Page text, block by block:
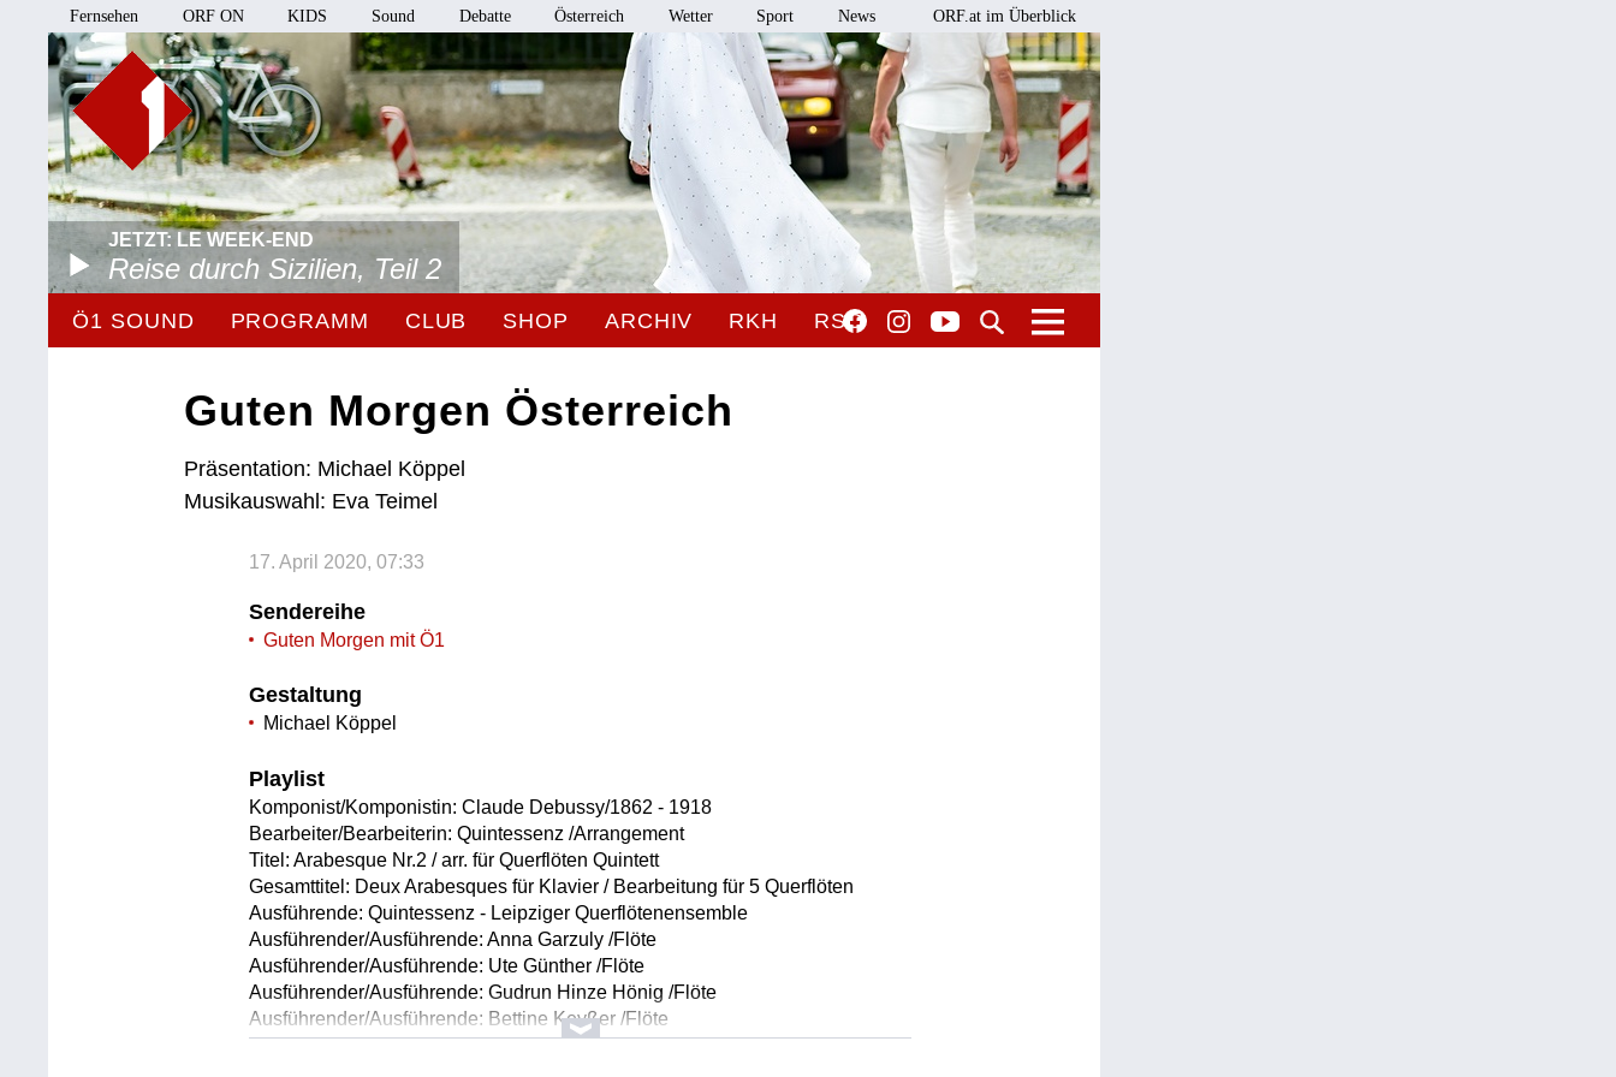
Fernsehen ORF ON KIDS Sound Debatte Österreich Wetter Sport News ORF.at im Überblick
JETZT: LE WEEK-END
Reise durch Sizilien, Teil 2
Ö1 SOUND PROGRAMM CLUB SHOP ARCHIV RKH RSO
Guten Morgen Österreich
Präsentation: Michael Köppel
Musikauswahl: Eva Teimel
17. April 2020, 07:33
Sendereihe
Guten Morgen mit Ö1
Gestaltung
Michael Köppel
Playlist
Komponist/Komponistin: Claude Debussy/1862 - 1918
Bearbeiter/Bearbeiterin: Quintessenz /Arrangement
Titel: Arabesque Nr.2 / arr. für Querflöten Quintett
Gesamttitel: Deux Arabesques für Klavier / Bearbeitung für 5 Querflöten
Ausführende: Quintessenz - Leipziger Querflötenensemble
Ausführender/Ausführende: Anna Garzuly /Flöte
Ausführender/Ausführende: Ute Günther /Flöte
Ausführender/Ausführende: Gudrun Hinze Hönig /Flöte
Ausführender/Ausführende: Bettine Keyßer /Flöte
Ausführender/Ausführende: Christian Sprenger /Flöte